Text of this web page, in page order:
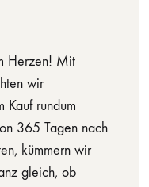
Herzen! Mit
wir
Kauf rundum
365 Tagen nach
kümmern wir
gleich, ob